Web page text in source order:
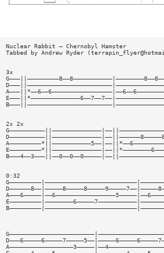
Nuclear Rabbit — Chernobyl Hamster
Tabbed by Andrew Ryder (
3x
2x 2x
0:32